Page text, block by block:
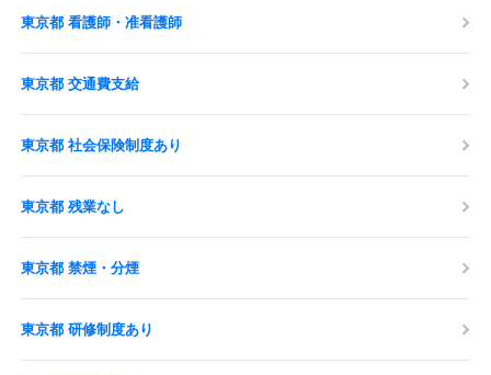
東京都 看護師・准看護師
東京都 交通費支給
東京都 社会保険制度あり
東京都 残業なし
東京都 禁煙・分煙
東京都 研修制度あり